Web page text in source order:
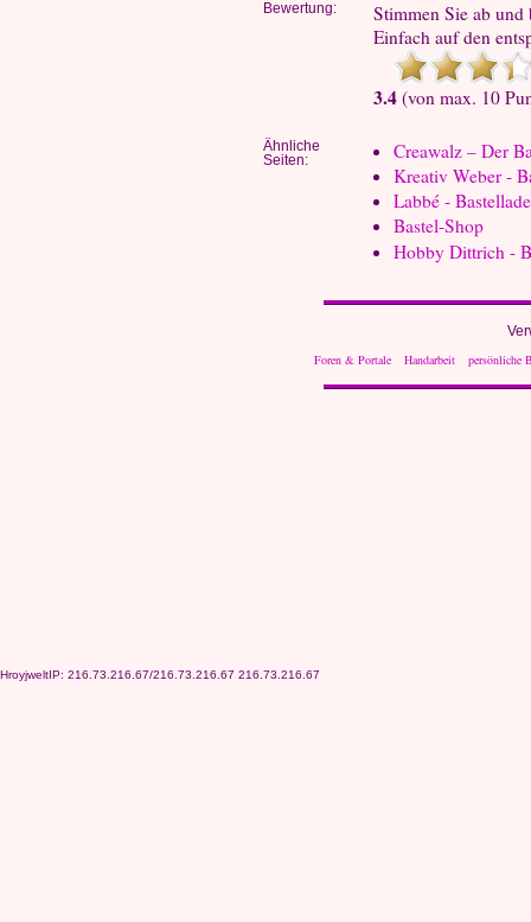
Bewertung:
Stimmen Sie ab und
Einfach auf den
3.4 (von max. 10
Ähnliche
Seiten:
Creawalz – Der
Kreativ Weber -
Labbé -
Bastel-Shop
Hobby Dittrich -
Foren & Portale
Handarbeit persönliche
HroyjweltIP: 216.73.216.67/216.73.216.67 216.73.216.67